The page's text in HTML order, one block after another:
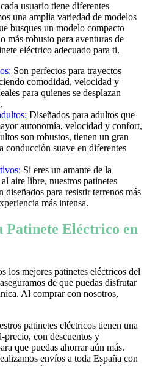
usuario tiene diferentes
una amplia variedad de modelos
busques un modelo compacto
más robusto para aventuras de
eléctrico adecuado para ti.
Son perfectos para trayectos
comodidad, velocidad y
para quienes se desplazan
Diseñados para adultos que
autonomía, velocidad y confort,
son robustos, tienen un gran
conducción suave en diferentes
Si eres un amante de la
aire libre, nuestros patinetes
diseñados para resistir terrenos más
más intensa.
Patinete Eléctrico en
los mejores patinetes eléctricos del
de que puedas disfrutar
Al comprar con nosotros,
patinetes eléctricos tienen una
precio, con descuentos y
que puedas ahorrar aún más.
envíos a toda España con